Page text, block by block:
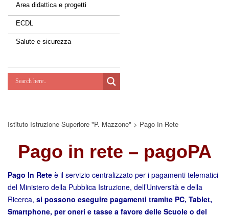
Scuola d'estate
Lab Green
Potenziamoci
Digital Board
Area didattica e progetti
ECDL
Salute e sicurezza
Istituto Istruzione Superiore "P. Mazzone" > Pago In Rete
Pago in rete – pagoPA
Pago In Rete è il servizio centralizzato per i pagamenti telematici
del Ministero della Pubblica Istruzione, dell’Università e della
Ricerca, si possono eseguire pagamenti tramite PC, Tablet,
Smartphone, per oneri e tasse a favore delle Scuole o del